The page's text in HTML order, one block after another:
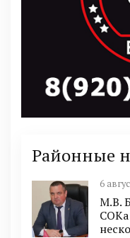
Районные
6
М.В.
СОКа